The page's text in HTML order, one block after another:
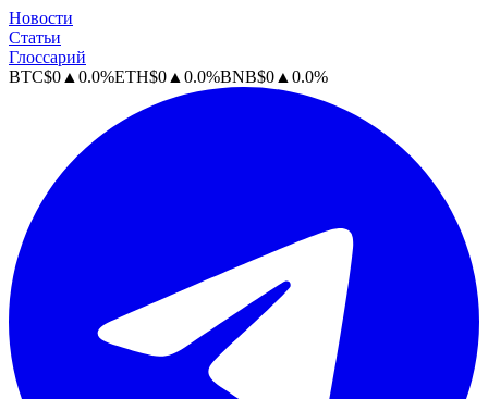
Новости
Статьи
Глоссарий
BTC$0 ▲ 0.0%ETH$0 ▲ 0.0%BNB$0 ▲ 0.0%